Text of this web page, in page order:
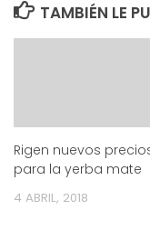
TAMBIÉN LE
Rigen nuevos
para la yerba mate
4 ABRIL, 2018